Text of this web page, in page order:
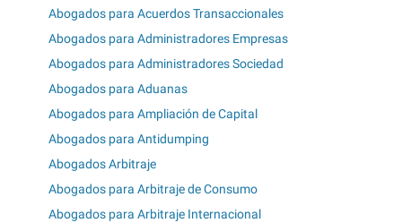
Abogados para Acuerdos Transaccionales
Abogados para Administradores Empresas
Abogados para Administradores Sociedad
Abogados para Aduanas
Abogados para Ampliación de Capital
Abogados para Antidumping
Abogados Arbitraje
Abogados para Arbitraje de Consumo
Abogados para Arbitraje Internacional